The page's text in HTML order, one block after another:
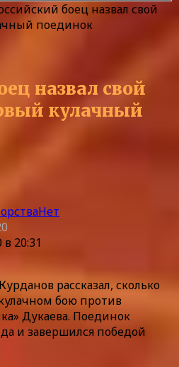
боец назвал свой
поединок
назвал свой
кулачный
Нет
20:31
рассказал, сколько
бою против
Дукаева. Поединок
и завершился победой